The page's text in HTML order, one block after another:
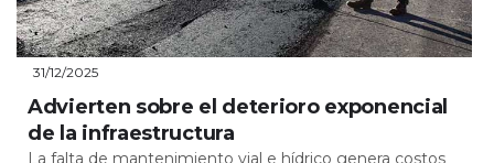
31/12/2025
Advierten sobre el deterioro exponencial
de la infraestructura
La falta de mantenimiento vial e hídrico genera costos